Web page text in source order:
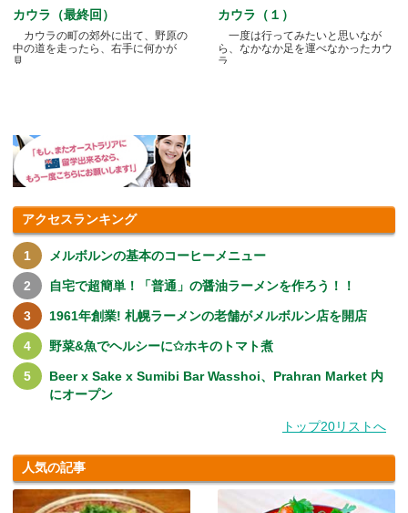
カウラ（最終回）
カウラの町の郊外に出て、野原の
中の道を走ったら、右手に何かが
見.....
カウラ（１）
一度は行ってみたいと思いなが
ら、なかなか足を運べなかったカウ
ラ.....
アクセスランキング
メルボルンの基本のコーヒーメニュー
自宅で超簡単！「普通」の醤油ラーメンを作ろう！！
1961年創業! 札幌ラーメンの老舗がメルボルン店を開店
野菜&魚でヘルシーに✩ホキのトマト煮
Beer x Sake x Sumibi Bar Wasshoi、Prahran Market 内
にオープン
トップ20リストへ
人気の記事